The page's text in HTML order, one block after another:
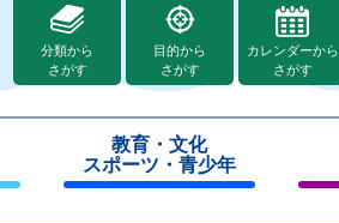
分類から
さがす
目的から
さがす
カレンダーから
さがす
教育・文化
スポーツ・青少年